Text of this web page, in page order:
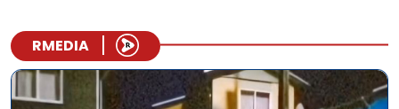
RMEDIA